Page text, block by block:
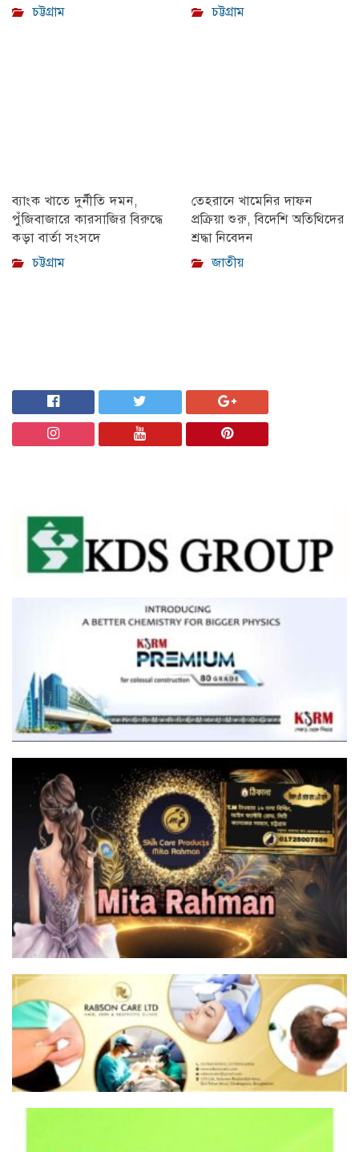
চট্টগ্রাম
চট্টগ্রাম
ব্যাংক খাতে দুর্নীতি দমন,
পুঁজিবাজারে কারসাজির বিরুদ্ধে
কড়া বার্তা সংসদে
চট্টগ্রাম
তেহরানে খামেনির দাফন
প্রক্রিয়া শুরু, বিদেশি অতিথিদের
শ্রদ্ধা নিবেদন
জাতীয়